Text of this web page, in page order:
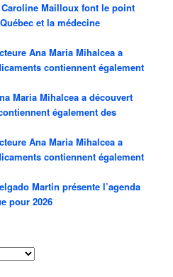
Mailloux font le point
et la médecine
Ana Maria Mihalcea a
contiennent également
Maria Mihalcea a découvert
également des
Ana Maria Mihalcea a
contiennent également
Martin présente l’agenda
pour 2026